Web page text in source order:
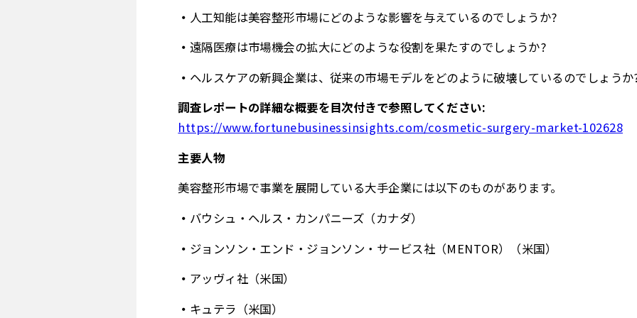
人工知能は美容整形市場にどのような影響を与えているのでしょうか?
遠隔医療は市場機会の拡大にどのような役割を果たすのでしょうか?
ヘルスケアの新興企業は、従来の市場モデルをどのように破壊しているのでしょうか
調査レポートの詳細な概要を目次付きで参照してください:
https://www.fortunebusinessinsights.com/cosmetic-surgery-market-102628
主要人物
美容整形市場で事業を展開している大手企業には以下のものがあります。
バウシュ・ヘルス・カンパニーズ（カナダ）
ジョンソン・エンド・ジョンソン・サービス社（MENTOR）（米国）
アッヴィ社（米国）
キュテラ（米国）